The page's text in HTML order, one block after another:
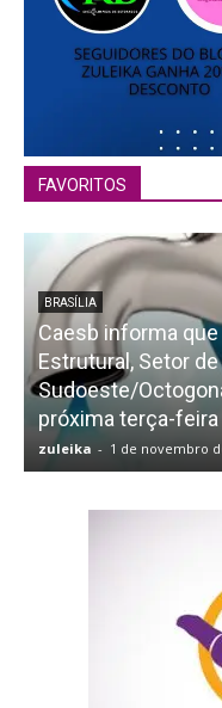
FAVORITOS
BRASÍLIA
Caesb informa que
Estrutural, Setor
Sudoeste/
próxima terça-feira
zuleika - 1 de novembro